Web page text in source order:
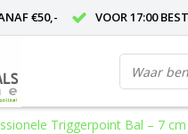
€50,- VOOR 17:00
Triggerpoint Bal – 7